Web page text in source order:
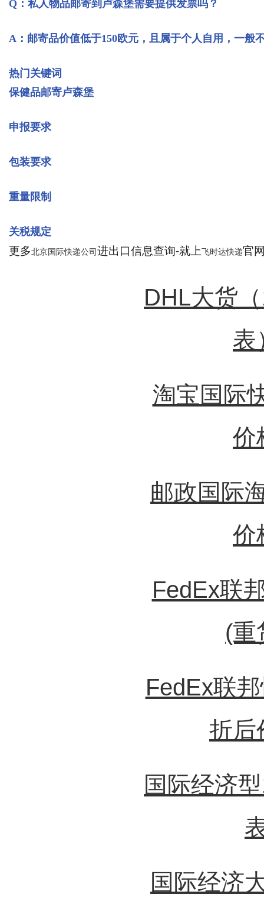
Q：私人物品邮寄到卢森堡需要提供发票吗？
A：邮寄品价值低于150欧元，且属于个人自用，一般
热门关键词
保健品邮寄卢森堡
申报要求
包装要求
重量限制
关税规定
更多北京国际快递公司进出口信息查询-就上飞时达快递官
DHL大货
表
淘宝国际
价
邮政国际
价
FedEx联
(重
FedEx联
折后
国际经济
国际经济